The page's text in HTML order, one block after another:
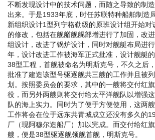
不断发现设计中的技术问题，而随之导致的制
出来。于是1933年底，时任苏联特种船舶制造
新组织设计1型列宁格勒级的原班设计组开始对
的修改，包括在舰艏舰艉部增进行了加固，改
组设计，改进了锅炉设计，同时对舰艇布局进
年，设计改进工作被海军正式批准，设计舰艇
38型工程，首舰被命名为明斯克号，不久之后
批准了建造该型号驱逐舰共三艘的工作并且被
划。按照委员会的要求，其中的一艘将交付红
役，而另外两艘则将交付给太平洋舰队以增强
队的海上实力。同时为了便于方便使用，这两
工作将会在位于远东共青城成立还没有多久的
厂（现阿穆尔造船厂）加以完成。而交付给红
艘，便是38型驱逐舰领舰首舰，明斯克号。